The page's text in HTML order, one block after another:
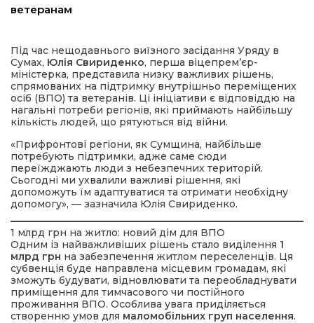
ветеранам
Під час нещодавнього виїзного засідання Уряду в
Сумах, Юлія Свириденко, перша віцепрем’єр-
міністерка, представила низку важливих рішень,
спрямованих на підтримку внутрішньо переміщених
осіб (ВПО) та ветеранів. Ці ініціативи є відповіддю на
нагальні потреби регіонів, які приймають найбільшу
кількість людей, що рятуються від війни.
«Прифронтові регіони, як Сумщина, найбільше
потребують підтримки, адже саме сюди
переїжджають люди з небезпечних територій.
Сьогодні ми ухвалили важливі рішення, які
допоможуть їм адаптуватися та отримати необхідну
допомогу», — зазначила Юлія Свириденко.
1 млрд грн на житло: новий дім для ВПО
Одним із найважливіших рішень стало виділення 1
млрд грн на забезпечення житлом переселенців. Ця
субвенція буде направлена місцевим громадам, які
зможуть будувати, відновлювати та переобладнувати
приміщення для тимчасового чи постійного
проживання ВПО. Особлива увага приділяється
створенню умов для маломобільних груп населення.